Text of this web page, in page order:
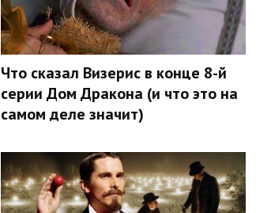
Что сказал Визерис в конце 8-й
серии Дом Дракона (и что это на
самом деле значит)